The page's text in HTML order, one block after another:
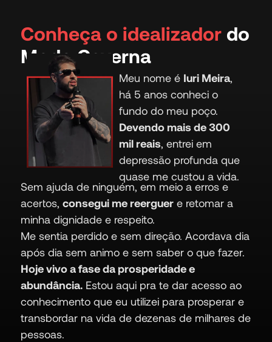
Conheça o idealizador do
Modo Caverna
Meu nome é Iuri Meira,
há 5 anos conheci o
fundo do meu poço.
Devendo mais de 300
mil reais, entrei em
depressão profunda que
quase me custou a vida.
Sem ajuda de ninguém, em meio a erros e
acertos, consegui me reerguer e retomar a
minha dignidade e respeito.
Me sentia perdido e sem direção. Acordava dia
após dia sem animo e sem saber o que fazer.
Hoje vivo a fase da prosperidade e
abundância. Estou aqui pra te dar acesso ao
conhecimento que eu utilizei para prosperar e
transbordar na vida de dezenas de milhares de
pessoas.